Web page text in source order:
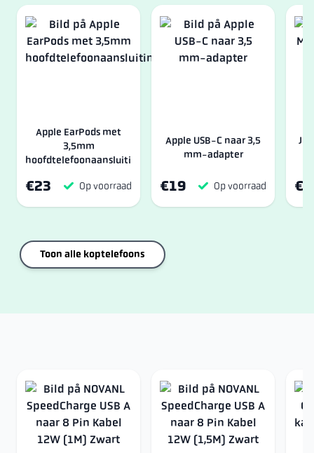
Apple EarPods met
3,5mm
hoofdtelefoonaansluiting
€23 Op voorraad
Apple USB-C naar 3,5
mm-adapter
€19 Op voorraad
Toon alle koptelefoons